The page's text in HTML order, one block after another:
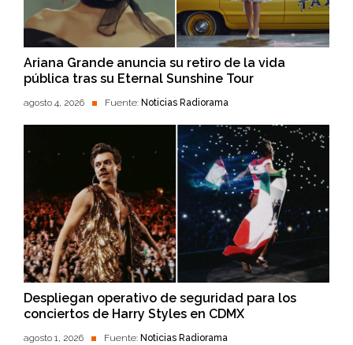
Ariana Grande anuncia su retiro de la vida
pública tras su Eternal Sunshine Tour
agosto 4, 2026 Fuente: Noticias Radiorama
Despliegan operativo de seguridad para los
conciertos de Harry Styles en CDMX
agosto 1, 2026 Fuente: Noticias Radiorama